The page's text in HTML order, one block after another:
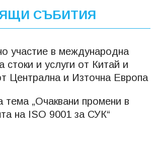
СЪБИТИЯ
участие в международна
стоки и услуги от Китай и
Централна и Източна Европа
тема „Очаквани промени в
на ISO 9001 за СУК“